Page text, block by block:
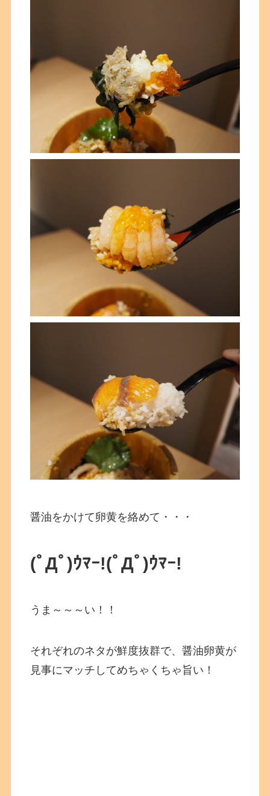
醤油をかけて卵黄を絡めて・・・
(ﾟДﾟ)ｳﾏｰ!(ﾟДﾟ)ｳﾏｰ!
うま～～～い！！
それぞれのネタが鮮度抜群で、醤油卵黄が
見事にマッチしてめちゃくちゃ旨い！